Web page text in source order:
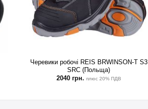
Черевики робочі REIS BRWINSON-T S3
SRC (Польща)
2040 грн. плюс 20% ПДВ